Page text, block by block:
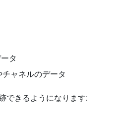
タ
ャネルのデータ
できるようになります: